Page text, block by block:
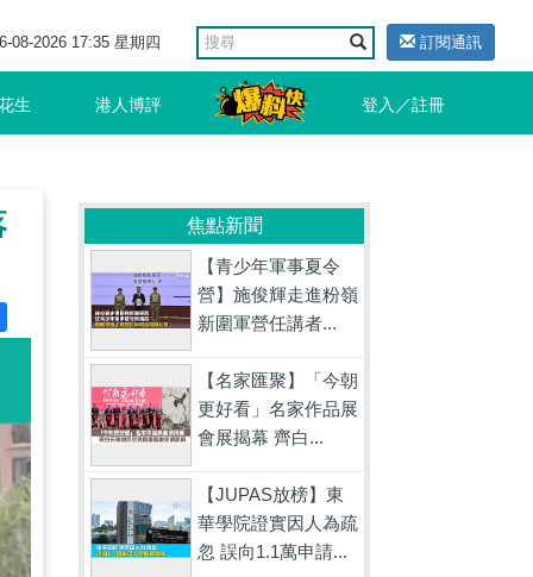
08-2026 17:35 星期四 訂閱通訊
生 港人博評 登入／註冊
焦點新聞
【青少年軍事夏令
營】施俊輝走進粉嶺
新圍軍營任講者...
【名家匯聚】「今朝
更好看」名家作品展
會展揭幕 齊白...
【JUPAS放榜】東
華學院證實因人為疏
忽 誤向1.1萬申請...